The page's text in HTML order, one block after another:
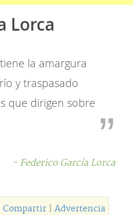
Lorca
la amargura
y traspasado
que dirigen sobre
- Federico García Lorca
Compartir| Advertencia